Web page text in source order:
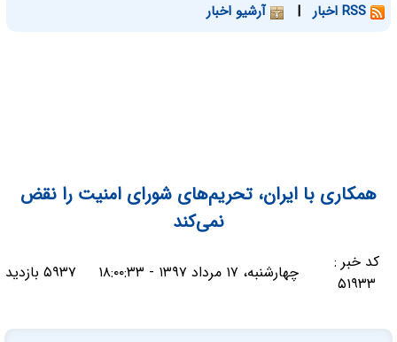
| آرشیو اخبار
همکاری با ایران، تحریم‌های شورای امنیت را نقض
نمی‌کند
کد خبر :
۵۱۹۳۳
چهارشنبه، ۱۷ مرداد ۱۳۹۷ - ۱۸:۰۰:۳۳ ۵۹۳۷ بازدید